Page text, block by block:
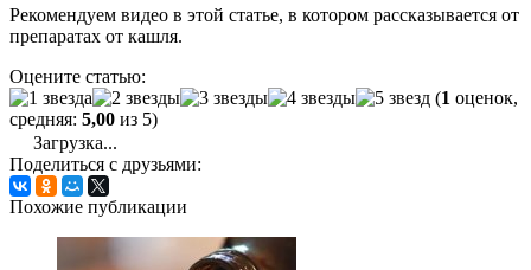
Рекомендуем видео в этой статье, в котором рассказывается от
препаратах от кашля.
Оцените статью:
(1 оценок,
средняя: 5,00 из 5)
Загрузка...
Поделиться с друзьями:
Похожие публикации